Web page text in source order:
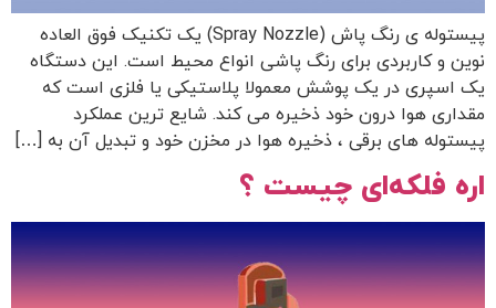
پیستوله ی رنگ پاش (Spray Nozzle) یک تکنیک فوق العاده
نوین و کاربردی برای رنگ پاشی انواع محیط است. این دستگاه
یک اسپری در یک پوشش معمولا پلاستیکی یا فلزی است که
مقداری هوا درون خود ذخیره می کند. شایع ترین عملکرد
پیستوله های برقی ، ذخیره هوا در مخزن خود و تبدیل آن به […]
اره فلکه‌ای چیست ؟